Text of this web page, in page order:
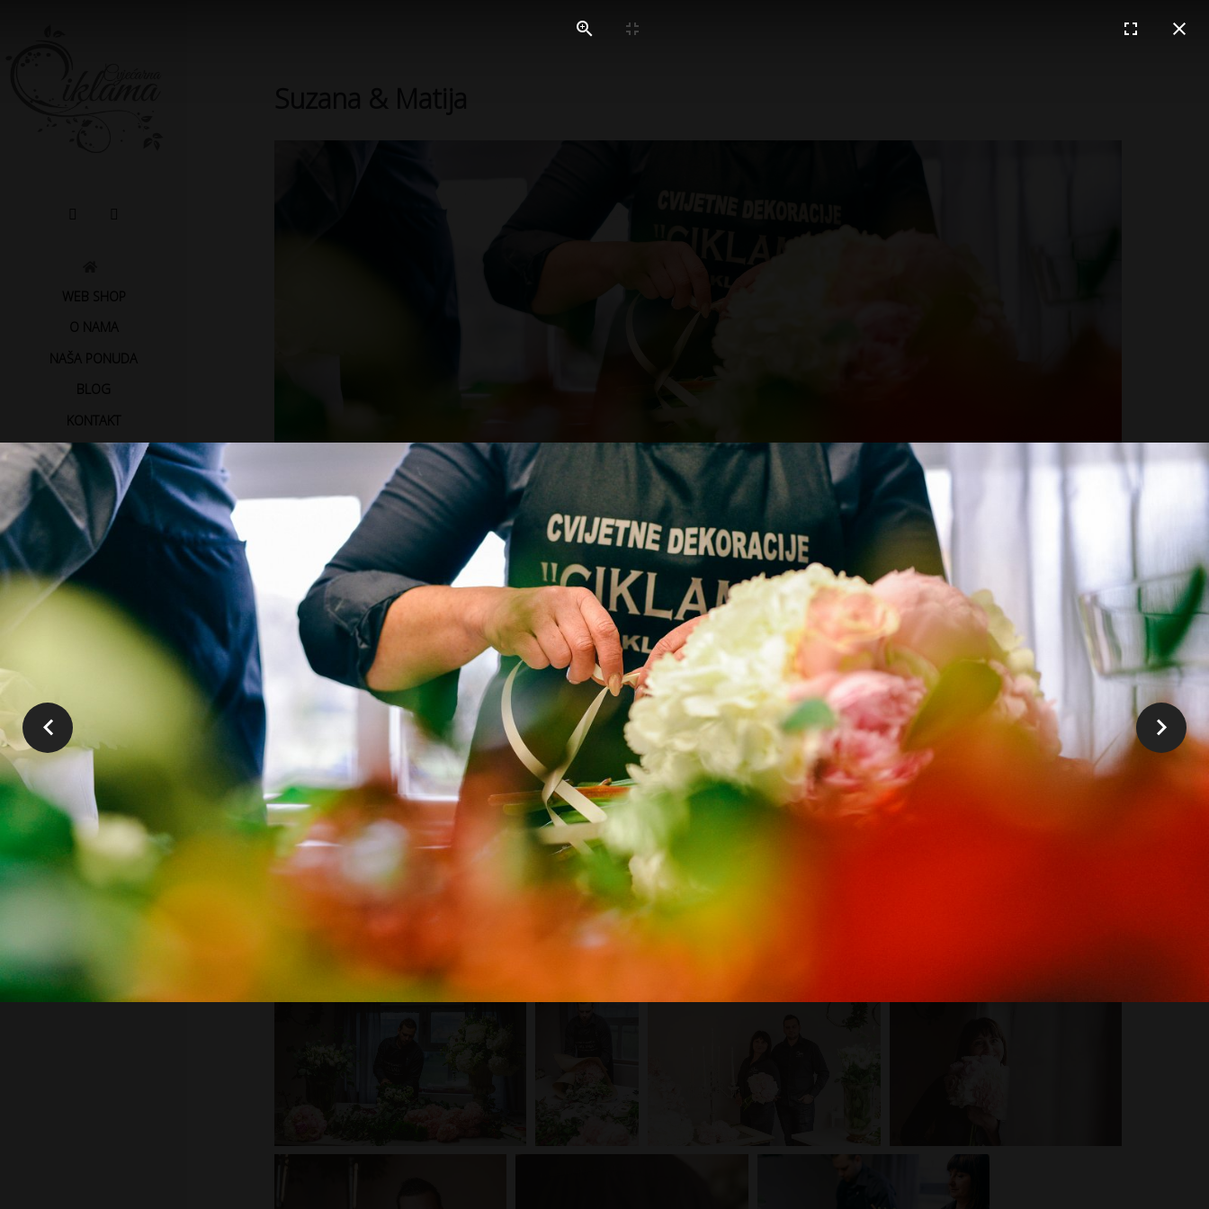
Iza Suzane je 28 godina iskustva, rada i svakodnevnog učenja o cvijeću i cvjetnim dekoracijama.
Svoj rad i znanje prenosi na sina Matiju u kojem vidi svog nasljednika. Njihova jutra započinju odabirom svježeg cvijeća za cvjetne
ateliere, a posebno ih raduje odabir cvijeća za vjenčanja kojapotpisuju prepoznatljivim stilom.
I dok Suzanin rad odlikuje iskustvo, Matija je prepun ideja s kojima spremno dočekuje klijente.
A oni iz cvjetnih ateliera Ciklama izlaze s osmijehom jer ih uvijek dočekaju toplina, rad i energija koja pršti iz svakog buketa i dekoracije.
WEB SHOP
O NAMA
NAŠA PONUDA
BLOG
KONTAKT
GALERIJA RADOVA
POGREBNE USLUGE
Mogućnost dostave!
Primanje narudžbe na:
+ 385 99 756 8094
+ 385 1 5515 274